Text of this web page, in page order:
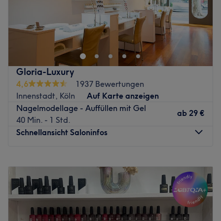
Zurück zur Salonansicht
Beautyfüchse aufgepasst! Dieser Salon ist wie der Lambo
unter den Rennwagen oder das Schokosoufflé unter den
Desserts – aber keine Angst, du musst nicht der neue
Vettel oder Meisterkonditor werden, um hier deine
absoluten Traumnails abzustauben!
Bei Luxury Nails & Beauty in der Kölner Innenstadt liest
dir das sympathische Team jeden Wunsch von den Augen
ab und verwöhnt dich mit Luxus pur. Das Einzige was du
dafür brauchst, ist ein Termin und den gibt's supereasy
auf Treatwell.de!
Muschel gefunden. Hier brauchst du auch selbst kein
handwerkliches Geschick für deine Nägel, denn diese
werden dank der Profis wie von Zauberhand zum
absoluten Hammer! Dank der gemütlichen Atmosphäre
Gloria-Luxury
4,6
1937 Bewertungen
Innenstadt, Köln
Auf Karte anzeigen
Nagelmodellage - Auffüllen mit Gel
40 Min. - 1 Std.
ab 29 €
Schnellansicht Saloninfos
19:30
Mittwoch
09:30 –19:30
Donnerstag
09:30–19:30
Freitag
09:30 –19:30
Samstag
10:00 –18:00